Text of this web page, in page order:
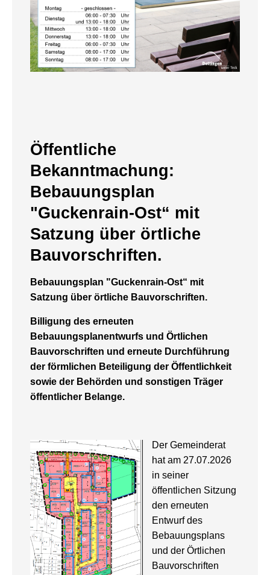
Öffentliche
Bekanntmachung:
Bebauungsplan
"Guckenrain-Ost“ mit
Satzung über örtliche
Bauvorschriften.
Bebauungsplan "Guckenrain-Ost“ mit
Satzung über örtliche Bauvorschriften.
Billigung des erneuten
Bebauungsplanentwurfs und Örtlichen
Bauvorschriften und erneute Durchführung
der förmlichen Beteiligung der Öffentlichkeit
sowie der Behörden und sonstigen Träger
öffentlicher Belange.
Der Gemeinderat
hat am 27.07.2026
in seiner
öffentlichen Sitzung
den erneuten
Entwurf des
Bebauungsplans
und der Örtlichen
Bauvorschriften